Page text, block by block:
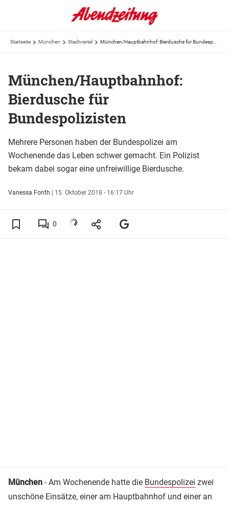
Startseite München Stadtviertel
München/Hauptbahnhof:
Bierdusche für
Bundespolizisten
Mehrere Personen haben der Bundespolizei am
Wochenende das Leben schwer gemacht. Ein Polizist
bekam dabei sogar eine unfreiwillige Bierdusche.
Vanessa Fonth | 15. Oktober 2018 - 16:17 Uhr
0
München - Am Wochenende hatte die Bundespolizei zwei
unschöne Einsätze, einer am Hauptbahnhof und einer an